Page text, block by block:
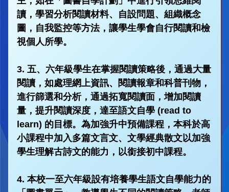
讀，學習分析閱讀材料、自設問題、組織概念
圖，自我監控等方法，讓學生學會自行閱讀和檢
視個人所學。
3. 五、六年級學生在掌握閱讀策略後，通過大量
閱讀，如處理網上資訊、閱讀報章和科普刊物，
進行篩選和分析，通過拓寬閱讀面，增加閱讀
量，提升閱讀深度，達至語文自學 (read to
learn) 的目標。為加強升中預備課程，本科於高
小課程中加入多篇文言文、文學經典散文以加強
學生理解古詩文的能力，以銜接初中課程。
4. 本校一至六年級設有培養學生語文自學能力的